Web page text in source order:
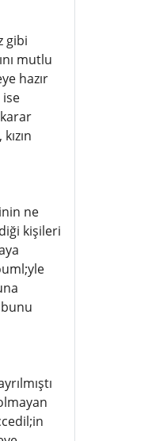
gibi
mutlu
hazır
ne
kişileri